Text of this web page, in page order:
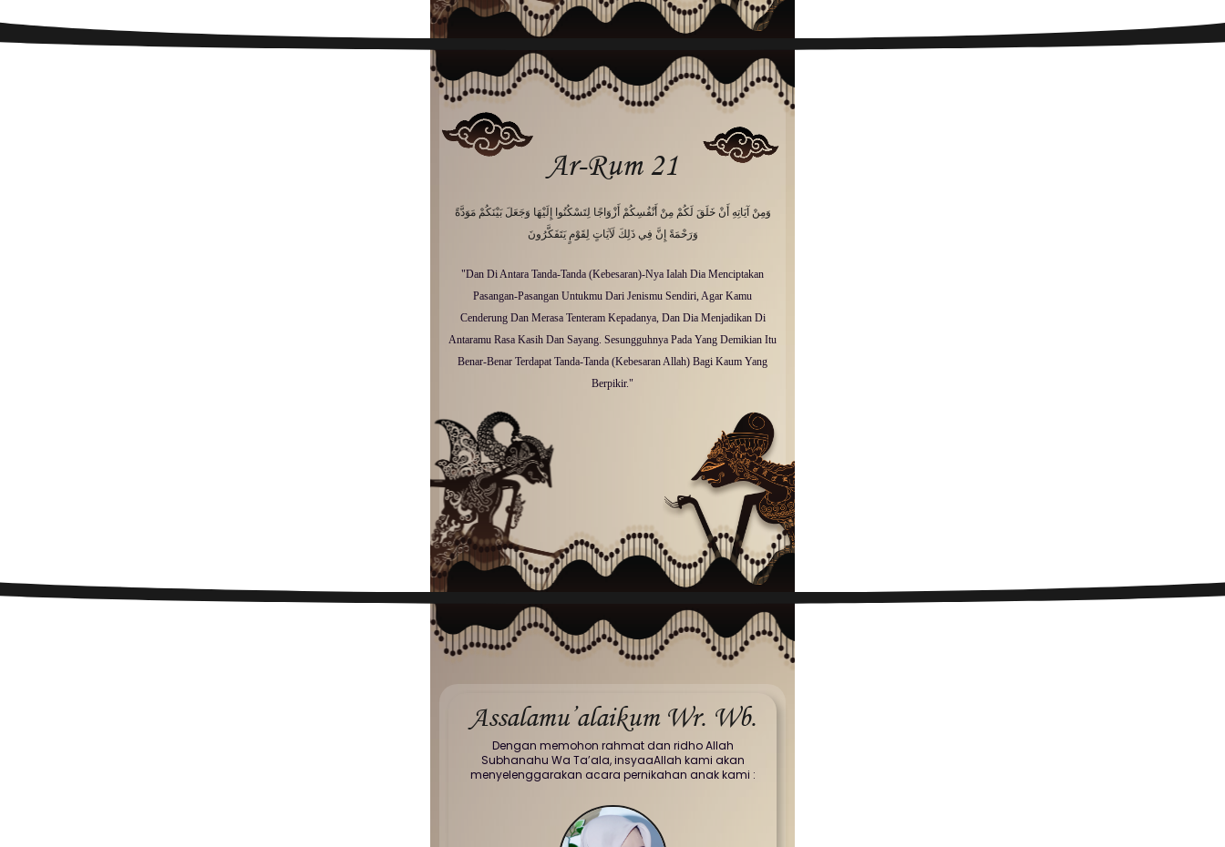
Ar-Rum 21
وَمِنْ آيَاتِهِ أَنْ خَلَقَ لَكُمْ مِنْ أَنْفُسِكُمْ أَزْوَاجًا لِتَسْكُنُوا إِلَيْهَا وَجَعَلَ بَيْنَكُمْ مَوَدَّةً
وَرَحْمَةً إِنَّ فِي ذَلِكَ لَآيَاتٍ لِقَوْمٍ يَتَفَكَّرُونَ
"Dan Di Antara Tanda-Tanda (Kebesaran)-Nya Ialah Dia Menciptakan
Pasangan-Pasangan Untukmu Dari Jenismu Sendiri, Agar Kamu
Cenderung Dan Merasa Tenteram Kepadanya, Dan Dia Menjadikan Di
Antaramu Rasa Kasih Dan Sayang. Sesungguhnya Pada Yang Demikian Itu
Benar-Benar Terdapat Tanda-Tanda (Kebesaran Allah) Bagi Kaum Yang
Berpikir."
Assalamu’alaikum Wr. Wb.
Dengan memohon rahmat dan ridho Allah
Subhanahu Wa Ta’ala, insyaaAllah kami akan
menyelenggarakan acara pernikahan anak kami :